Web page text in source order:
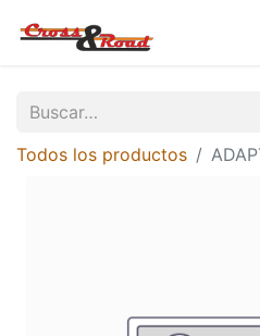
Todos los productos